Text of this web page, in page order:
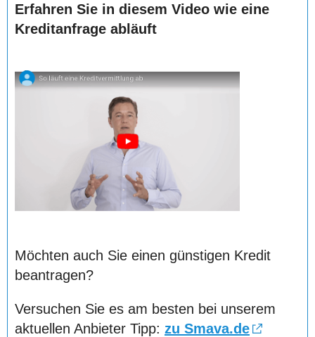
Erfahren Sie in diesem Video wie eine
Kreditanfrage abläuft
Möchten auch Sie einen günstigen Kredit
beantragen?
Versuchen Sie es am besten bei unserem
aktuellen Anbieter Tipp: zu Smava.de